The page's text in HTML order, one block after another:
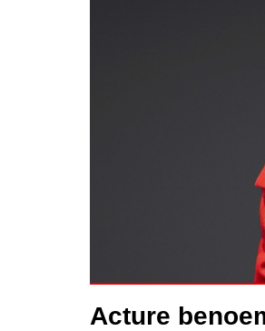
Acture